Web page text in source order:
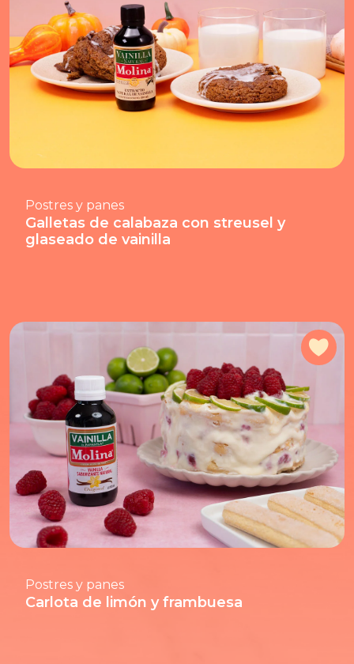
Postres y panes
Galletas de calabaza con streusel y
glaseado de vainilla
Postres y panes
Carlota de limón y frambuesa